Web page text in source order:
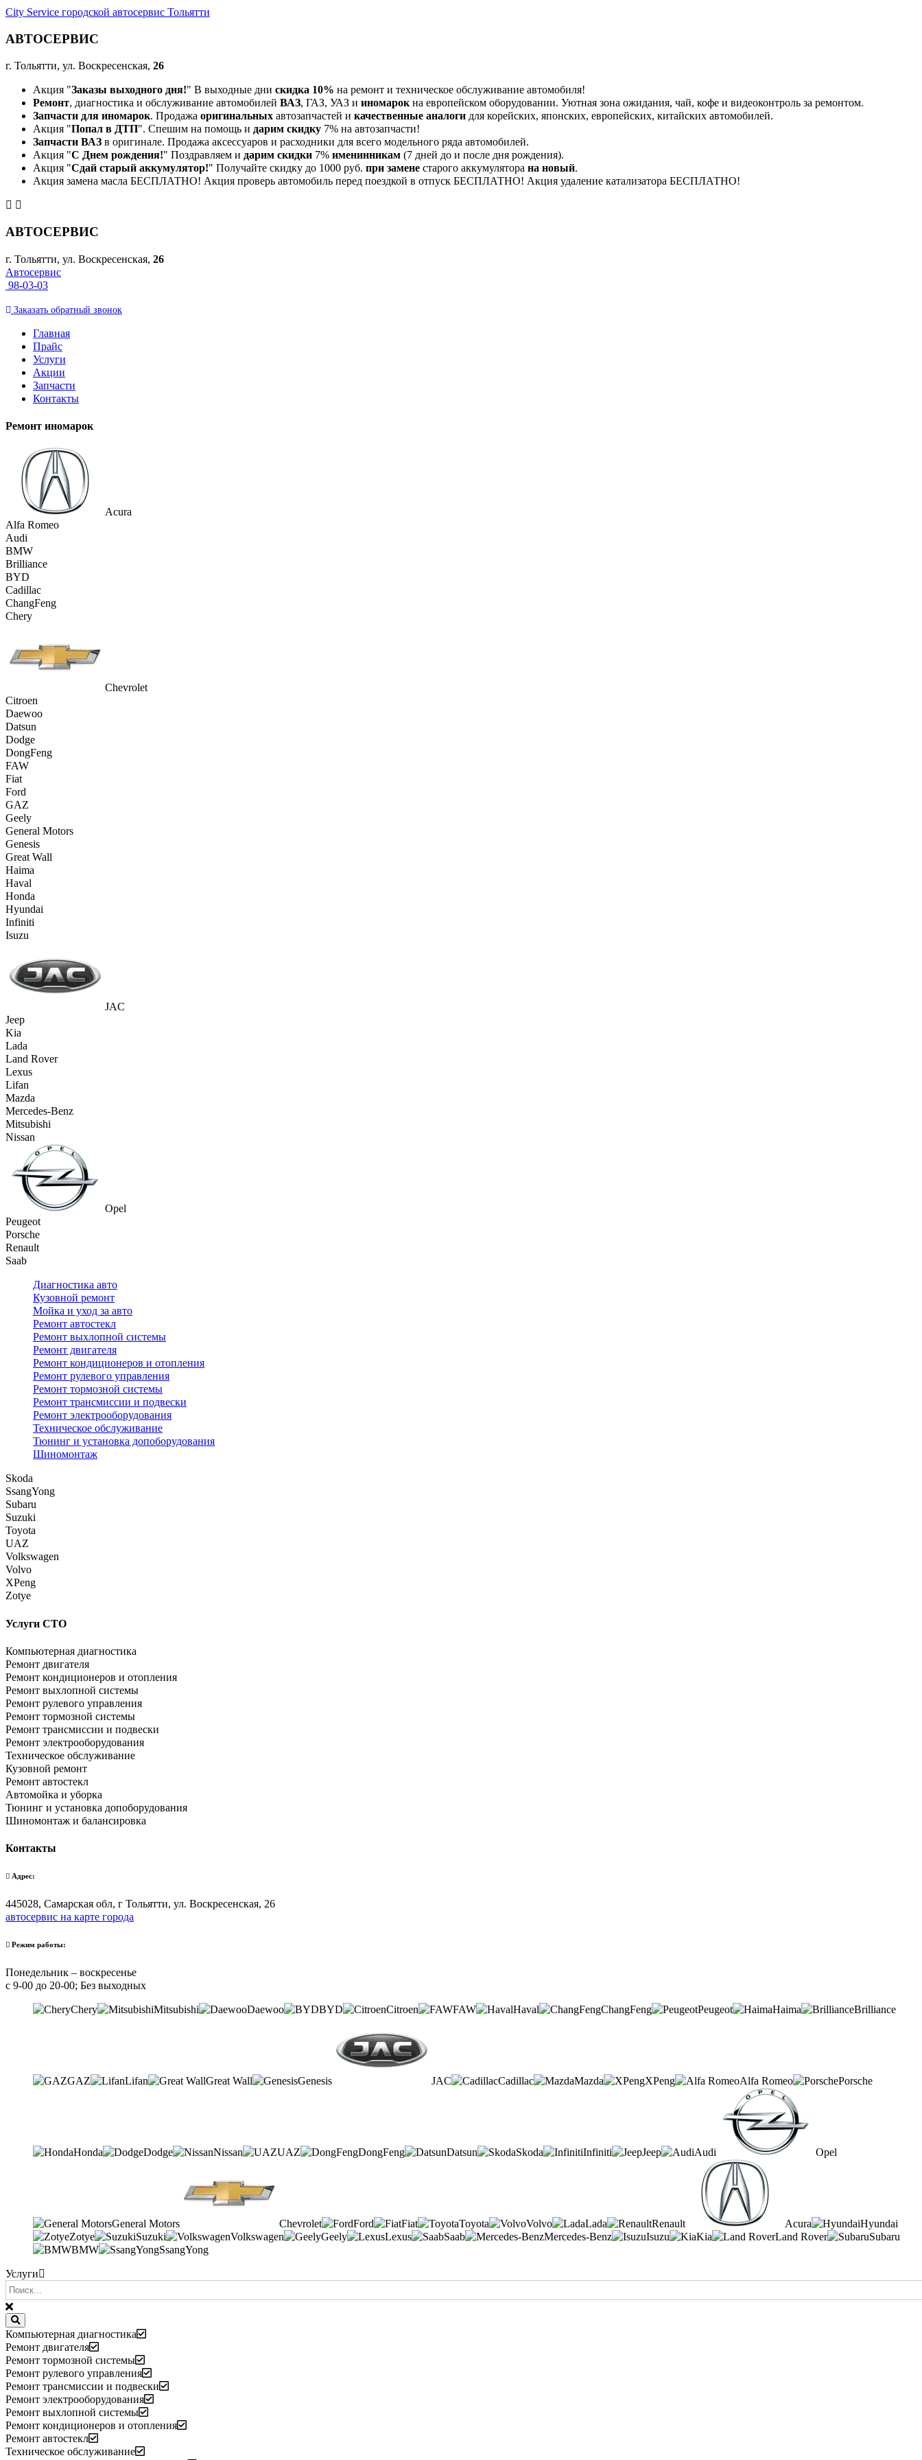
City Service городской автосервис Тольятти
АВТОСЕРВИС
г. Тольятти, ул. Воскресенская, 26
Акция "Заказы выходного дня!" В выходные дни скидка 10% на ремонт и техническое обслуживание автомобиля!
Ремонт, диагностика и обслуживание автомобилей ВАЗ, ГАЗ, УАЗ и иномарокна европейском оборудовании. Уютная зона ожидания, чай, кофе и видеоконтроль за ремонтом.
Запчасти для иномарок. Продажа оригинальных автозапчастей и качественные аналоги для корейских, японских, европейских, китайских автомобилей.
Акция "Попал в ДТП". Спешим на помощь и дарим скидку 7% на автозапчасти!
Запчасти ВАЗ в оригинале. Продажа аксессуаров и расходники для всего модельного ряда автомобилей.
Акция "С Днем рождения!" Поздравляем и дарим скидки 7% именинникам (7 дней до и после дня рождения).
Акция "Сдай старый аккумулятор!" Получайте скидку до 1000 руб. при замене старого аккумулятора на новый.
Акция замена масла БЕСПЛАТНО! Акция проверь автомобиль перед поездкой в отпуск БЕСПЛАТНО! Акция удаление катализатора БЕСПЛАТНО!
АВТОСЕРВИС
г. Тольятти, ул. Воскресенская, 26
Автосервис
98-03-03
Заказать обратный звонок
Главная
Прайс
Услуги
Акции
Запчасти
Контакты
Ремонт иномарок
Acura
Alfa Romeo
Audi
BMW
Brilliance
BYD
Cadillac
ChangFeng
Chery
Chevrolet
Citroen
Daewoo
Datsun
Dodge
DongFeng
FAW
Fiat
Ford
GAZ
Geely
General Motors
Genesis
Great Wall
Haima
Haval
Honda
Hyundai
Infiniti
Isuzu
JAC
Jeep
Kia
Lada
Land Rover
Lexus
Lifan
Mazda
Mercedes-Benz
Mitsubishi
Nissan
Opel
Peugeot
Porsche
Renault
Saab
Диагностика авто
Кузовной ремонт
Мойка и уход за авто
Ремонт автостекл
Ремонт выхлопной системы
Ремонт двигателя
Ремонт кондиционеров и отопления
Ремонт рулевого управления
Ремонт тормозной системы
Ремонт трансмиссии и подвески
Ремонт электрооборудования
Техническое обслуживание
Тюнинг и установка допоборудования
Шиномонтаж
Skoda
SsangYong
Subaru
Suzuki
Toyota
UAZ
Volkswagen
Volvo
XPeng
Zotye
Услуги СТО
Компьютерная диагностика
Ремонт двигателя
Ремонт кондиционеров и отопления
Ремонт выхлопной системы
Ремонт рулевого управления
Ремонт тормозной системы
Ремонт трансмиссии и подвески
Ремонт электрооборудования
Техническое обслуживание
Кузовной ремонт
Ремонт автостекл
Автомойка и уборка
Тюнинг и установка допоборудования
Шиномонтаж и балансировка
Контакты
Адрес:
445028, Самарская обл, г Тольятти, ул. Воскресенская, 26
автосервис на карте города
Режим работы:
Понедельник – воскресенье
с 9-00 до 20-00; Без выходных
Chery Mitsubishi Daewoo BYD Citroen FAW Haval ChangFeng Peugeot Haima Brilliance
GAZ Lifan Great Wall Genesis JAC Cadillac Mazda XPeng Alfa Romeo Porsche
Honda Dodge Nissan UAZ DongFeng Datsun Skoda Infiniti Jeep Audi Opel
General Motors Chevrolet Ford Fiat Toyota Volvo Lada Renault Acura
Hyundai
Zotye
Suzuki Volkswagen Geely Lexus Saab Mercedes-Benz Isuzu Kia Land Rover
Subaru
BMW
SsangYong
Услуги
Компьютерная диагностика
Ремонт двигателя
Ремонт тормозной системы
Ремонт рулевого управления
Ремонт трансмиссии и подвески
Ремонт электрооборудования
Ремонт выхлопной системы
Ремонт кондиционеров и отопления
Ремонт автостекл
Техническое обслуживание